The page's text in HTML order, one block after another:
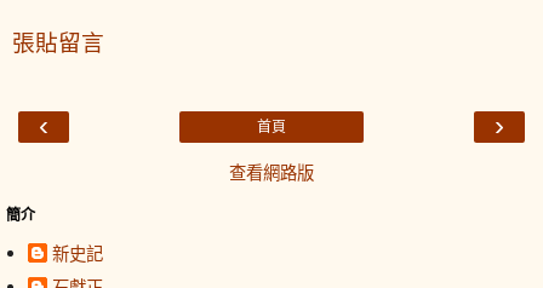
張貼留言
‹ ›
首頁
查看網路版
簡介
新史記